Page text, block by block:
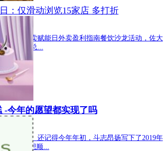
：仅滑动浏览15家店 多打折
办百城外卖赋能日外卖盈利指南餐饮沙龙活动，佐大
红帽运营总...
-今年的愿望都实现了吗
快要过去。还记得今年年初，斗志昂扬写下了2019年
样了呢?想顺...